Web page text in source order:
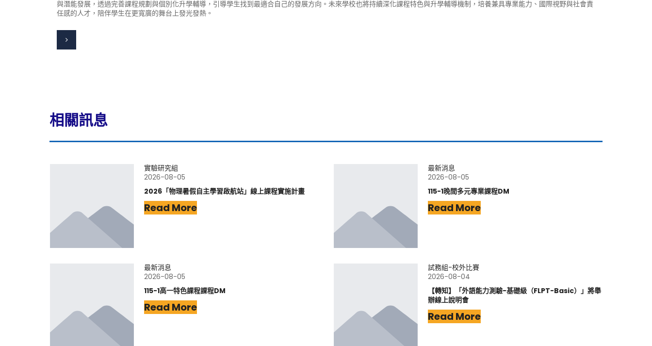
與潛能發展，透過完善課程規劃與個別化升學輔導，引導學生找到最適合自己的發展方向。未來學校也將持續深化課程特色與升學輔導機制，培養兼具專業能力、國際視野與社會責
任感的人才，陪伴學生在更寬廣的舞台上發光發熱。
相關訊息
實驗研究組
2026-08-05
2026「物理暑假自主學習啟航站」線上課程實施計畫
Read More
最新消息
2026-08-05
115-1晚間多元專業課程DM
Read More
最新消息
2026-08-05
115-1高一特色課程課程DM
Read More
試務組-校外比賽
2026-08-04
【轉知】「外語能力測驗-基礎級（FLPT-Basic）」將舉
辦線上說明會
Read More